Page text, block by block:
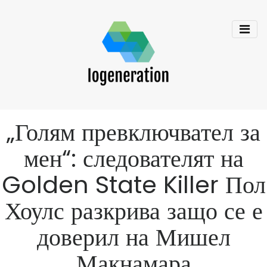
„Голям превключвател за
мен“: следователят на
Golden State Killer Пол
Хоулс разкрива защо се е
доверил на Мишел